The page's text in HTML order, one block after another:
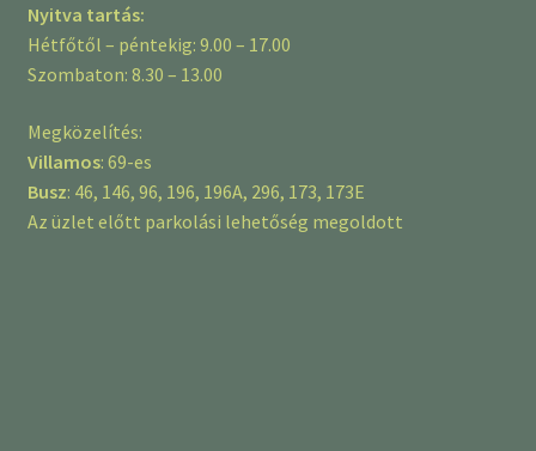
Nyitva tartás:
Hétfőtől – péntekig: 9.00 – 17.00
Szombaton: 8.30 – 13.00
Megközelítés:
Villamos: 69-es
Busz: 46, 146, 96, 196, 196A, 296, 173, 173E
Az üzlet előtt parkolási lehetőség megoldott